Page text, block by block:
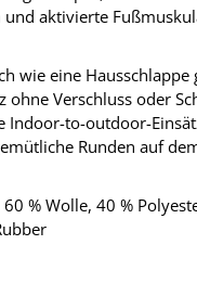
und aktivierte
wie eine Hausschlappe
ohne Verschluss oder
Indoor-to-outdoor-
Runden auf
60 % Wolle, 40 %